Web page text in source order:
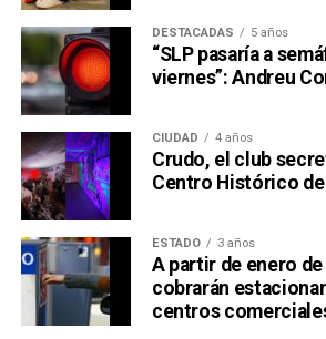
DESTACADAS 5 años
“SLP pasaría a
viernes”: Andreu
CIUDAD 4 años
Crudo, el club
Centro Histórico de
ESTADO 3 años
A partir de enero de
cobrarán
centros